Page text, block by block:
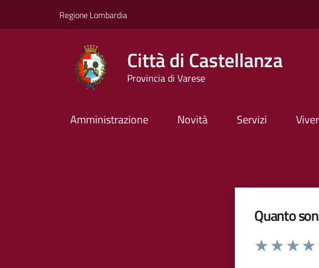
Regione Lombardia
Città di Castellanza
Provincia di Varese
Amministrazione Novità Servizi
Quanto
Valuta da 1 a 5